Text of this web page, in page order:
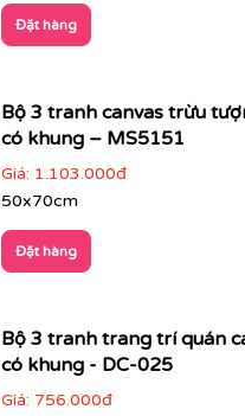
Đặt hàng
Bộ 3 tranh canvas trừu
có khung – MS5151
Giá: 1.103.000đ
50x70cm
Đặt hàng
Bộ 3 tranh trang trí quán
có khung - DC-025
Giá: 756.000đ